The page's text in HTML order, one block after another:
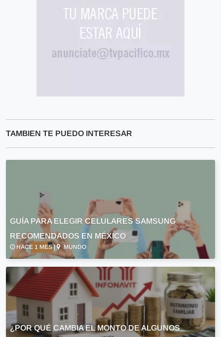
TAMBIEN TE PUEDO INTERESAR
GUÍA PARA ELEGIR CELULARES SAMSUNG
RECOMENDADOS EN MÉXICO
HACE 1 MES | MUNDO
¿POR QUÉ CAMBIA EL MONTO DE ALGUNOS